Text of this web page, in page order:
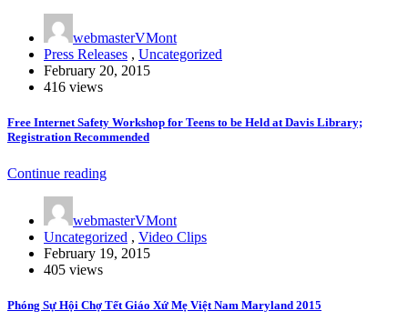
webmasterVMont
Press Releases , Uncategorized
February 20, 2015
416 views
Free Internet Safety Workshop for Teens to be Held at Davis Library;
Registration Recommended
Continue reading
webmasterVMont
Uncategorized , Video Clips
February 19, 2015
405 views
Phóng Sự Hội Chợ Tết Giáo Xứ Mẹ Việt Nam Maryland 2015